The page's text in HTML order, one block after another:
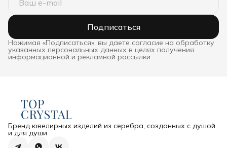
Подписаться
Нажимая «Подписаться», вы даете согласие на обработку
указанных персональных данных в целях получения
информационной и рекламной рассылки
Бренд ювелирных изделий из серебра, созданных с душой
и для души